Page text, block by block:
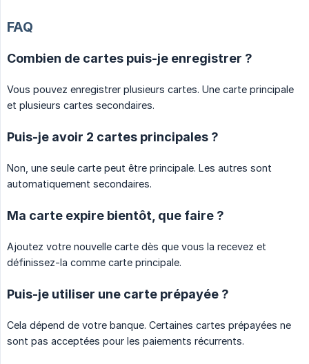
FAQ
Combien de cartes puis-je enregistrer ?
Vous pouvez enregistrer plusieurs cartes. Une carte principale
et plusieurs cartes secondaires.
Puis-je avoir 2 cartes principales ?
Non, une seule carte peut être principale. Les autres sont
automatiquement secondaires.
Ma carte expire bientôt, que faire ?
Ajoutez votre nouvelle carte dès que vous la recevez et
définissez-la comme carte principale.
Puis-je utiliser une carte prépayée ?
Cela dépend de votre banque. Certaines cartes prépayées ne
sont pas acceptées pour les paiements récurrents.